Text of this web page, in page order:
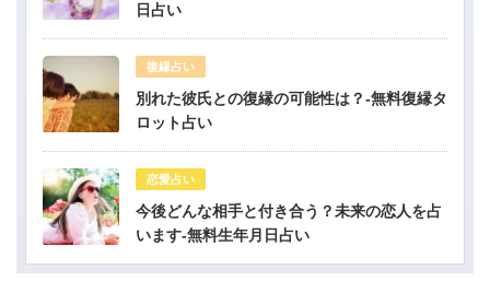
日占い
復縁占い
別れた彼氏との復縁の可能性は？-無料復縁タ
ロット占い
恋愛占い
今後どんな相手と付き合う？未来の恋人を占
います-無料生年月日占い